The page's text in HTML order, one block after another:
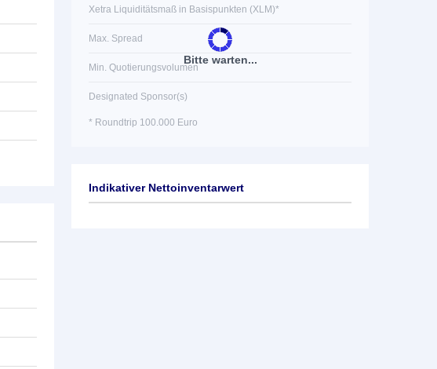
Bitte warten...
Xetra Liquiditätsmaß in Basispunkten (XLM)*
Max. Spread
Min. Quotierungsvolumen
Designated Sponsor(s)
* Roundtrip 100.000 Euro
Indikativer Nettoinventarwert